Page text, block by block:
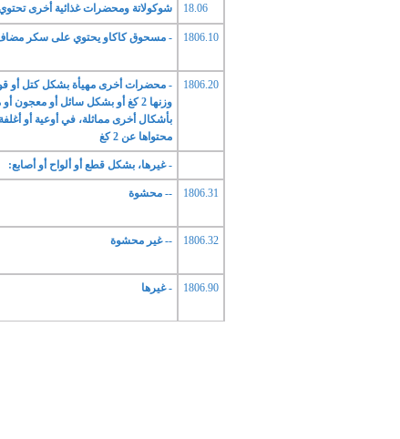
18.06 شوكولاتة ومحضرات غذائية أخرى
1806.10 - مسحوق كاكاو يحتوي على سكر مضاف
1806.20
- محضرات أخرى مهيأة بشكل كتل أو
وزنها 2 كغ أو بشكل سائل أو
بأشكال أخرى مماثلة، في أوعية أو
محتواها عن 2 كغ
- غيرها، بشكل قطع أو ألواح أو أصابع:
1806.31 -- محشوة
1806.32 -- غير محشوة
1806.90 - غيرها